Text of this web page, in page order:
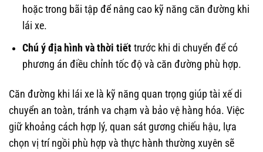
hoặc trong bãi tập để nâng cao kỹ năng căn đường khi
lái xe.
Chú ý địa hình và thời tiết trước khi di chuyển để có
phương án điều chỉnh tốc độ và căn đường phù hợp.
Căn đường khi lái xe là kỹ năng quan trọng giúp tài xế di
chuyển an toàn, tránh va chạm và bảo vệ hàng hóa. Việc
giữ khoảng cách hợp lý, quan sát gương chiếu hậu, lựa
chọn vị trí ngồi phù hợp và thực hành thường xuyên sẽ